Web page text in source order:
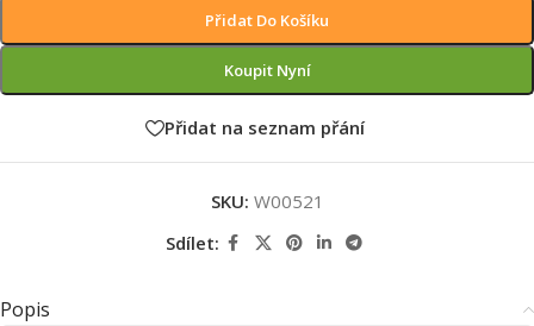
Přidat Do Košíku
Koupit Nyní
Přidat na seznam přání
SKU: W00521
Sdílet:
Popis